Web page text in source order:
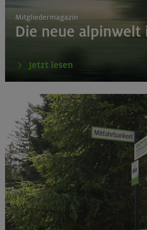
Mitgliedermagazin
Die neue alpinwelt
Jetzt lesen